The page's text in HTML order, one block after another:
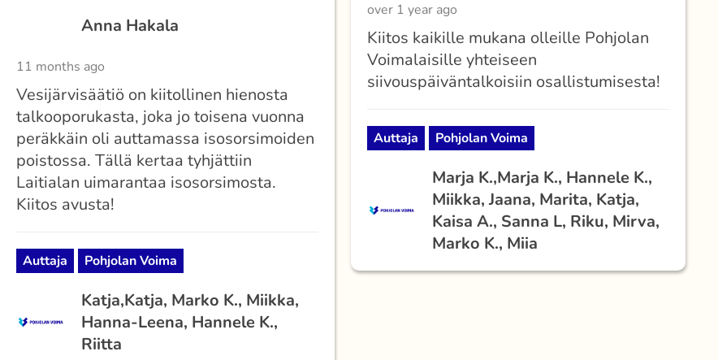
Anna Hakala
11 months ago
Vesijärvisäätiö on kiitollinen hienosta
talkooporukasta, joka jo toisena vuonna
peräkkäin oli auttamassa isosorsimoiden
poistossa. Tällä kertaa tyhjättiin
Laitialan uimarantaa isosorsimosta.
Kiitos avusta!
Auttaja Pohjolan Voima
Katja,Katja, Marko K., Miikka,
Hanna-Leena, Hannele K.,
Riitta
over 1 year ago
Kiitos kaikille mukana olleille Pohjolan
Voimalaisille yhteiseen
siivouspäiväntalkoisiin osallistumisesta!
Auttaja Pohjolan Voima
Marja K.,Marja K., Hannele K.,
Miikka, Jaana, Marita, Katja,
Kaisa A., Sanna L, Riku, Mirva,
Marko K., Miia